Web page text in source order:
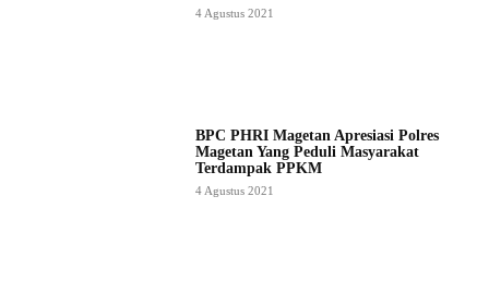
4 Agustus 2021
BPC PHRI Magetan Apresiasi Polres
Magetan Yang Peduli Masyarakat
Terdampak PPKM
4 Agustus 2021